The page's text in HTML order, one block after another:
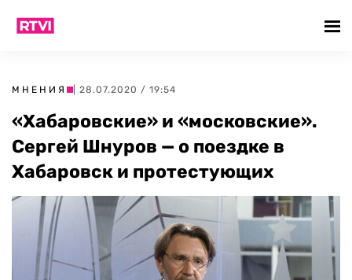
МНЕНИЯ | 28.07.2020 / 19:54
«Хабаровские» и «московские».
Сергей Шнуров — о поездке в
Хабаровск и протестующих